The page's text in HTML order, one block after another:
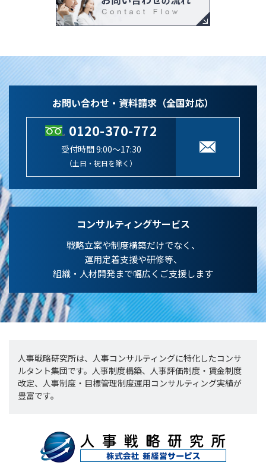
お問い合わせ・資料請求（全国対応）
0120-370-772
受付時間 9:00～17:30
（土日・祝日を除く）
コンサルティングサービス
戦略立案や制度構築だけでなく、
運用定着支援や研修等、
組織・人材開発まで幅広くご支援します
人事戦略研究所は、人事コンサルティングに特化したコンサ
ルタント集団です。人事制度構築、人事評価制度・賃金制度
改定、人事制度・目標管理制度運用コンサルティング実績が
豊富です。